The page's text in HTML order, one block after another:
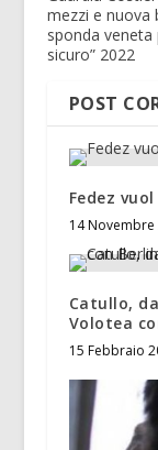
mezzi e nuova
sponda veneta
sicuro” 2022
POST
Fedez
14 Novembre
Catullo,
Volotea
15 Febbraio